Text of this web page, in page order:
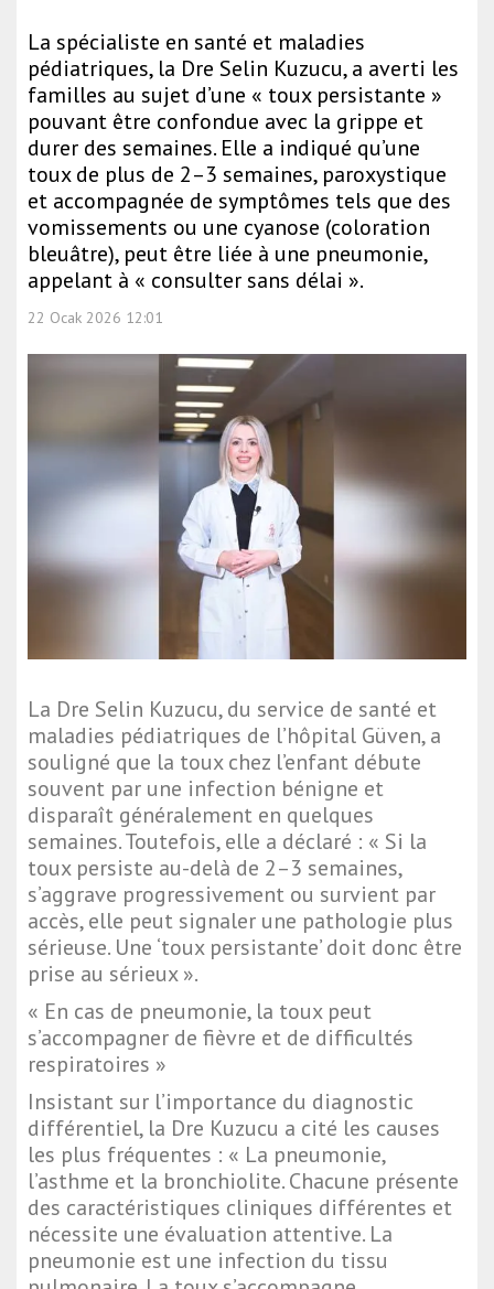
La spécialiste en santé et maladies
pédiatriques, la Dre Selin Kuzucu, a averti les
familles au sujet d’une « toux persistante »
pouvant être confondue avec la grippe et
durer des semaines. Elle a indiqué qu’une
toux de plus de 2–3 semaines, paroxystique
et accompagnée de symptômes tels que des
vomissements ou une cyanose (coloration
bleuâtre), peut être liée à une pneumonie,
appelant à « consulter sans délai ».
22 Ocak 2026 12:01
La Dre Selin Kuzucu, du service de santé et
maladies pédiatriques de l’hôpital Güven, a
souligné que la toux chez l’enfant débute
souvent par une infection bénigne et
disparaît généralement en quelques
semaines. Toutefois, elle a déclaré : « Si la
toux persiste au-delà de 2–3 semaines,
s’aggrave progressivement ou survient par
accès, elle peut signaler une pathologie plus
sérieuse. Une ‘toux persistante’ doit donc être
prise au sérieux ».
« En cas de pneumonie, la toux peut
s’accompagner de fièvre et de difficultés
respiratoires »
Insistant sur l’importance du diagnostic
différentiel, la Dre Kuzucu a cité les causes
les plus fréquentes : « La pneumonie,
l’asthme et la bronchiolite. Chacune présente
des caractéristiques cliniques différentes et
nécessite une évaluation attentive. La
pneumonie est une infection du tissu